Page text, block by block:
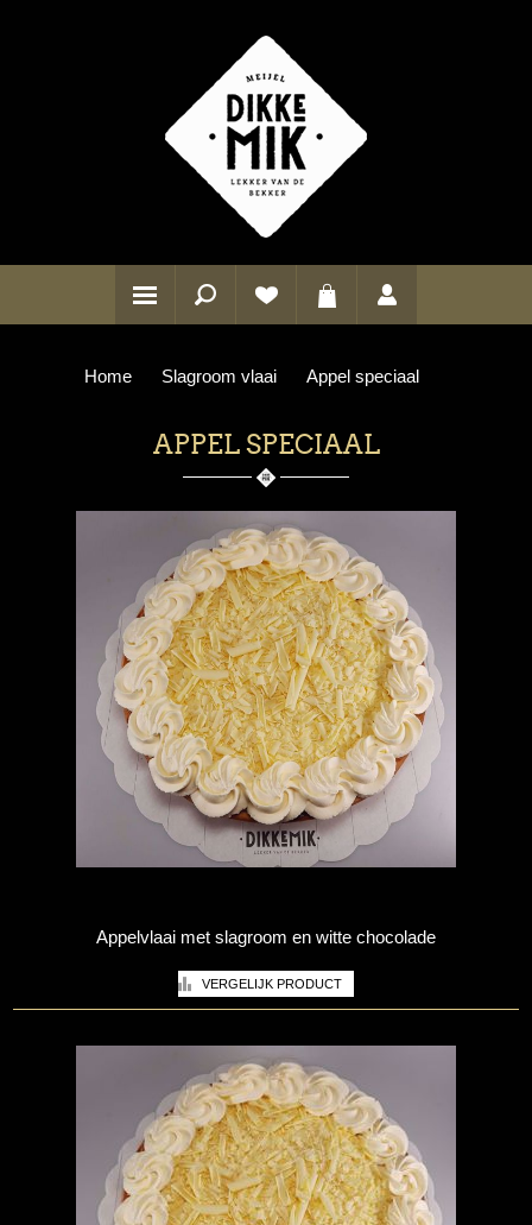
Home Slagroom vlaai Appel speciaal
APPEL SPECIAAL
Appelvlaai met slagroom en witte chocolade